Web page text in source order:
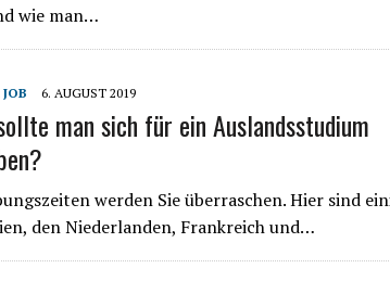
wie man…
6. AUGUST 2019
man sich für ein Auslandsstudium
werden Sie überraschen. Hier sind
den Niederlanden, Frankreich und…